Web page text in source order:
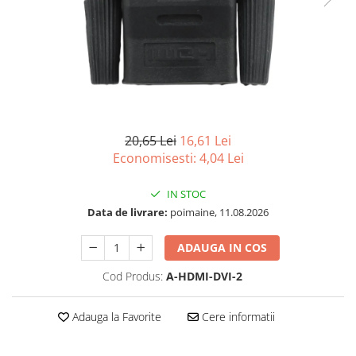
Imprimante, Scannere,
Imprimante & Multifuncționale
Imprimante Cerneală
Imprimante Matriciale
Multifuncțional Laser Mono
Accesorii Imprimante & Scannere
Consumabile & Filamente 3D
Accesorii imprimante, scannere
Consumabile - cerneală
20,65 Lei 16,61 Lei
Economisesti: 4,04 Lei
IN STOC
Data de livrare: poimaine, 11.08.2026
ADAUGA IN COS
Cod Produs: A-HDMI-DVI-2
Adauga la Favorite Cere informatii